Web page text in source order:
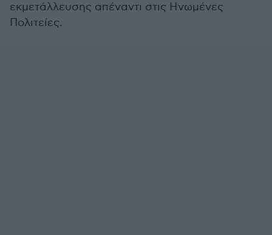
εκμετάλλευσης απέναντι στις Ηνωμένες
Πολιτείες.